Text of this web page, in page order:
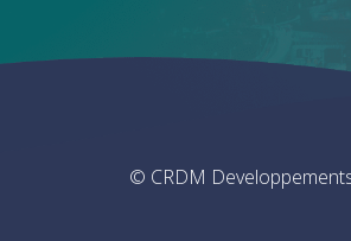
© CRDM